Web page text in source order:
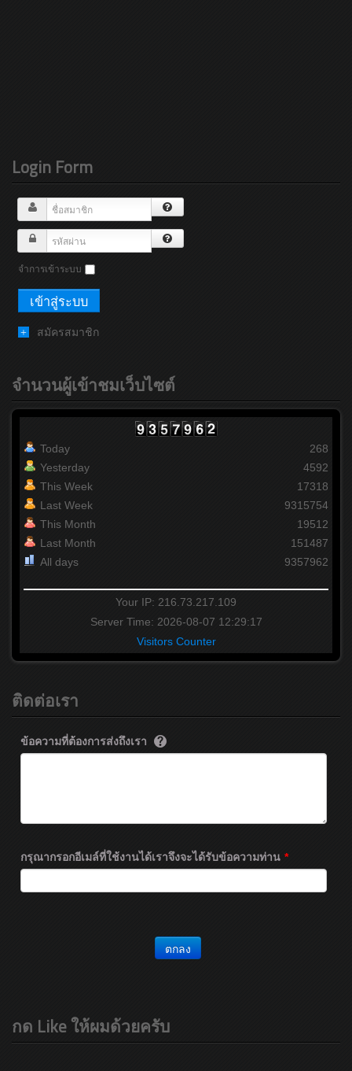
Login Form
จำการเข้าระบบ
สมัครสมาชิก
จำนวนผู้เข้าชมเว็บไซต์
Today
Yesterday
This Week
Last Week
This Month
Last Month
All days
268
4592
17318
9315754
19512
151487
9357962
Your IP: 216.73.217.109
Server Time: 2026-08-07 12:29:17
Visitors Counter
ติดต่อเรา
ข้อความที่ต้องการส่งถึงเรา
กรุณากรอกอีเมล์ที่ใช้งานได้เราจึงจะได้รับข้อความท่าน *
ตกลง
กด Like ให้ผมด้วยครับ